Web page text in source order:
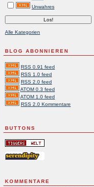
Unwahres
Alle Kategorien
BLOG ABONNIEREN
RSS 0.91 feed
RSS 1.0 feed
RSS 2.0 feed
ATOM 0.3 feed
ATOM 1.0 feed
RSS 2.0 Kommentare
BUTTONS
KOMMENTARE